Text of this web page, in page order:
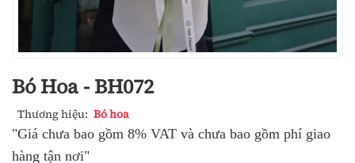
Bó Hoa - BH072
Thương hiệu: Bó hoa
"Giá chưa bao gồm 8% VAT và chưa bao gồm phí giao
hàng tận nơi"